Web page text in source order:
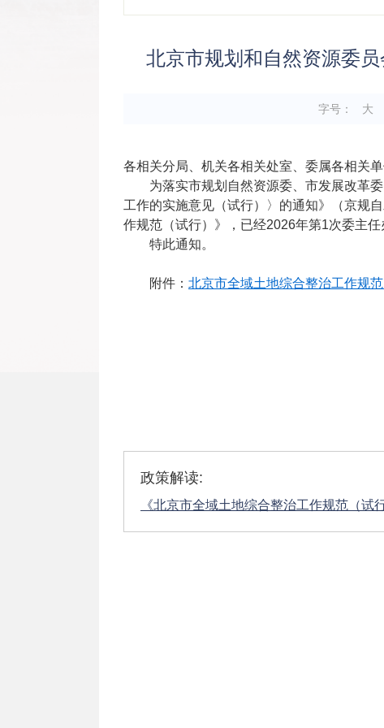
北京市规划和自然资源委
字号： 大
各相关分局、机关各相关处室、委属各相关
为落实市规划自然资源委、市发展改革
工作的实施意见（试行）〉的通知》（京规
作规范（试行）》，已经2026年第1次委主
特此通知。
附件： 北京市全域土地综合整治工作规
政策解读:
《北京市全域土地综合整治工作规范（试